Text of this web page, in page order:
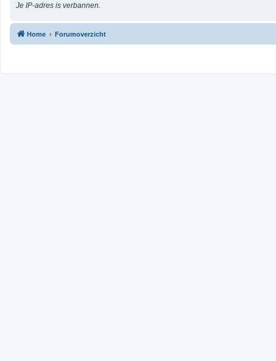
Je IP-adres is verbannen.
Home Forumoverzicht